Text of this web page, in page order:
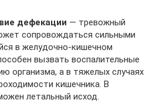
дефекации — тревожный
сопровождаться сильными
в желудочно-кишечном
вызвать воспалительные
организма, а в тяжелых случаях
кишечника. В
летальный исход.